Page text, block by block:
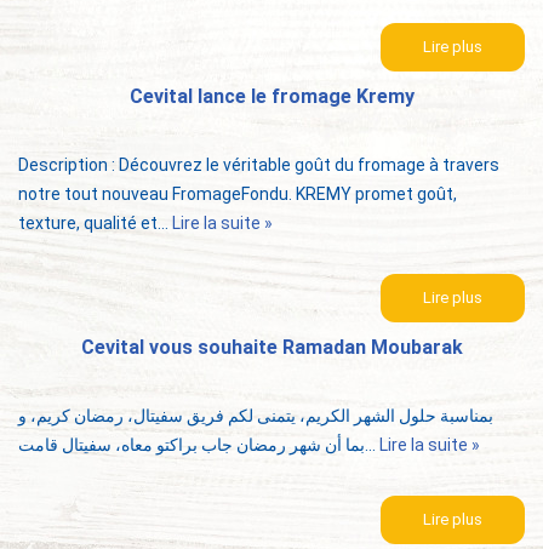
Lire plus
Cevital lance le fromage Kremy
Description : Découvrez le véritable goût du fromage à travers
notre tout nouveau FromageFondu. KREMY promet goût,
texture, qualité et… Lire la suite »
Lire plus
Cevital vous souhaite Ramadan Moubarak
بمناسبة حلول الشهر الكريم، يتمنى لكم فريق سفيتال، رمضان كريم، و
بما أن شهر رمضان جاب براكتو معاه، سفيتال قامت… Lire la suite »
Lire plus